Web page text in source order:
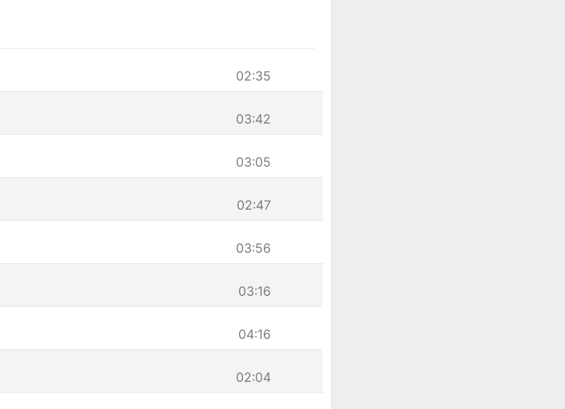
02:35
03:42
03:05
02:47
03:56
03:16
04:16
02:04